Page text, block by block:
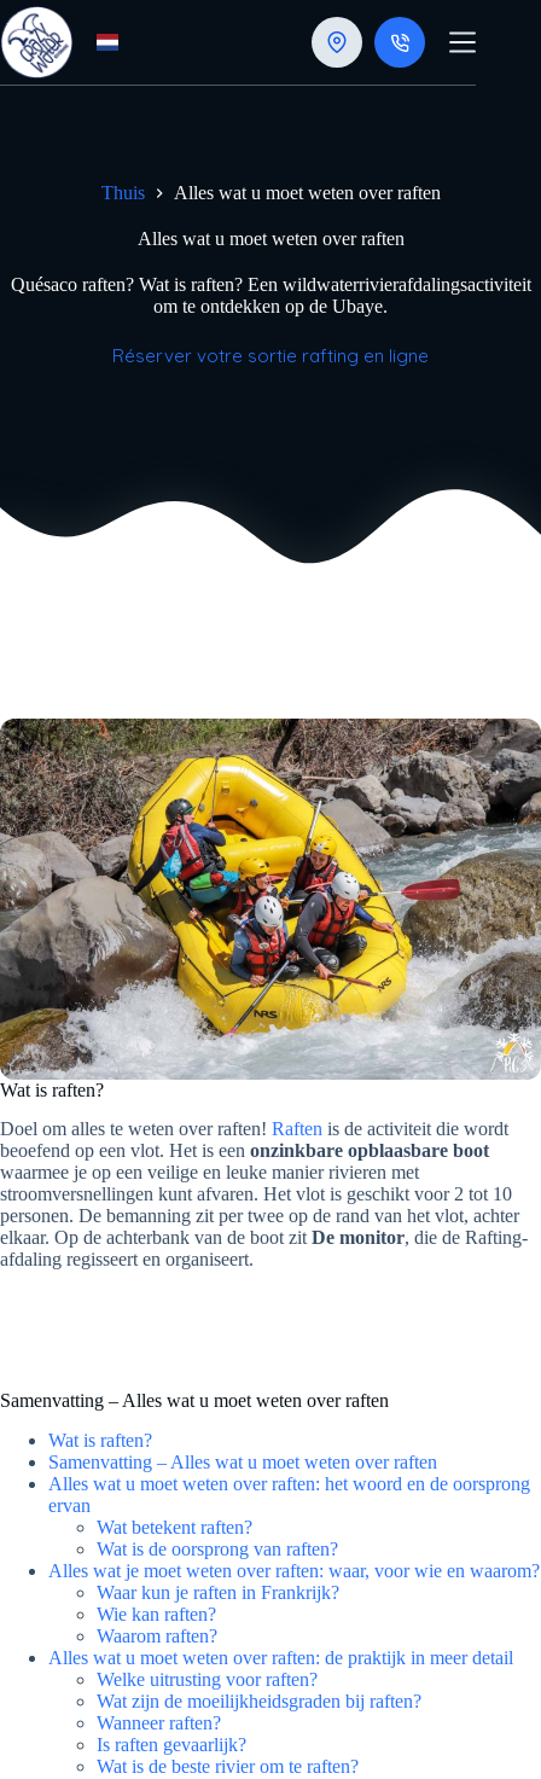
Doorgaan
naar
artikel
Thuis Alles wat u moet weten over raften
Alles wat u moet weten over raften
Quésaco raften? Wat is raften? Een wildwaterrivierafdalingsactiviteit
om te ontdekken op de Ubaye.
Réserver votre sortie rafting en ligne
Wat is raften?
Doel om alles te weten over raften! Raften is de activiteit die wordt
beoefend op een vlot. Het is een onzinkbare opblaasbare boot
waarmee je op een veilige en leuke manier rivieren met
stroomversnellingen kunt afvaren. Het vlot is geschikt voor 2 tot 10
personen. De bemanning zit per twee op de rand van het vlot, achter
elkaar. Op de achterbank van de boot zitDe monitor, die de Rafting-
afdaling regisseert en organiseert.
Samenvatting – Alles wat u moet weten over raften
Wat is raften?
Samenvatting – Alles wat u moet weten over raften
Alles wat u moet weten over raften: het woord en de oorsprong
ervan
Wat betekent raften?
Wat is de oorsprong van raften?
Alles wat je moet weten over raften: waar, voor wie en waarom?
Waar kun je raften in Frankrijk?
Wie kan raften?
Waarom raften?
Alles wat u moet weten over raften: de praktijk in meer detail
Welke uitrusting voor raften?
Wat zijn de moeilijkheidsgraden bij raften?
Wanneer raften?
Is raften gevaarlijk?
Wat is de beste rivier om te raften?